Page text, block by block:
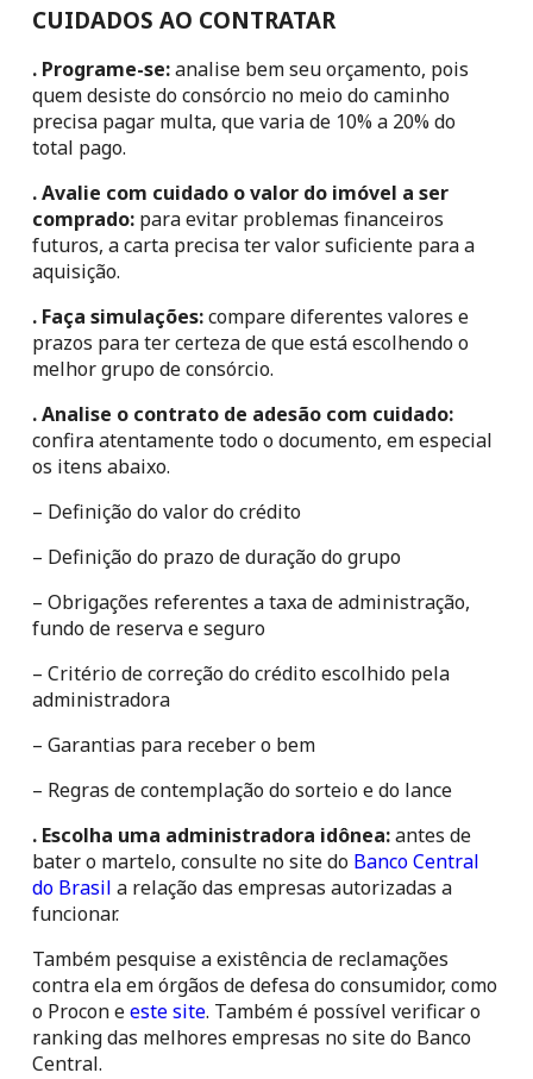
CUIDADOS AO CONTRATAR
. Programe-se: analise bem seu orçamento, pois
quem desiste do consórcio no meio do caminho
precisa pagar multa, que varia de 10% a 20% do
total pago.
. Avalie com cuidado o valor do imóvel a ser
comprado: para evitar problemas financeiros
futuros, a carta precisa ter valor suficiente para a
aquisição.
. Faça simulações: compare diferentes valores e
prazos para ter certeza de que está escolhendo o
melhor grupo de consórcio.
. Analise o contrato de adesão com cuidado:
confira atentamente todo o documento, em especial
os itens abaixo.
– Definição do valor do crédito
– Definição do prazo de duração do grupo
– Obrigações referentes a taxa de administração,
fundo de reserva e seguro
– Critério de correção do crédito escolhido pela
administradora
– Garantias para receber o bem
– Regras de contemplação do sorteio e do lance
. Escolha uma administradora idônea: antes de
bater o martelo, consulte no site do Banco Central
do Brasil a relação das empresas autorizadas a
funcionar.
Também pesquise a existência de reclamações
contra ela em órgãos de defesa do consumidor, como
o Procon e este site. Também é possível verificar o
ranking das melhores empresas no site do Banco
Central.